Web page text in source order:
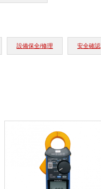
設備保全/修理 安全確認